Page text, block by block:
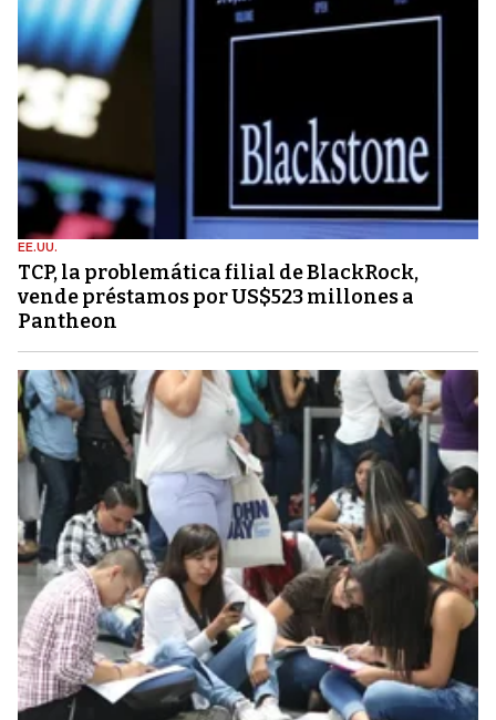
EE.UU.
TCP, la problemática filial de BlackRock,
vende préstamos por US$523 millones a
Pantheon